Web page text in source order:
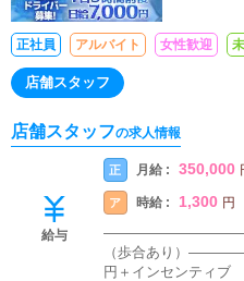
正社員 アルバイト 女性歓迎
店舗スタッフ
店舗スタッフの求人情報
給与
正 月給 : 350,000
ア 時給 : 1,300 円
（歩合あり）
円＋インセンティブ